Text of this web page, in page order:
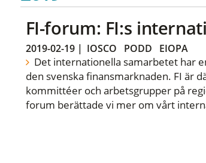
FI-forum: FI:s
2019-02-19| IOSCO PODD EIOPA
Det internationella samarbetet har
den svenska finansmarknaden. FI är
kommittéer och arbetsgrupper på
forum berättade vi mer om vårt